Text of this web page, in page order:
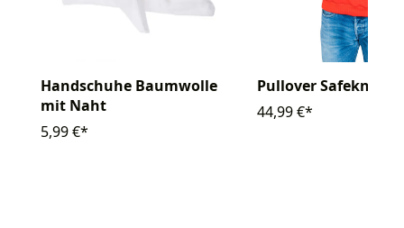
Handschuhe Baumwolle
mit Naht
5,99 €*
Pullover
44,99 €*